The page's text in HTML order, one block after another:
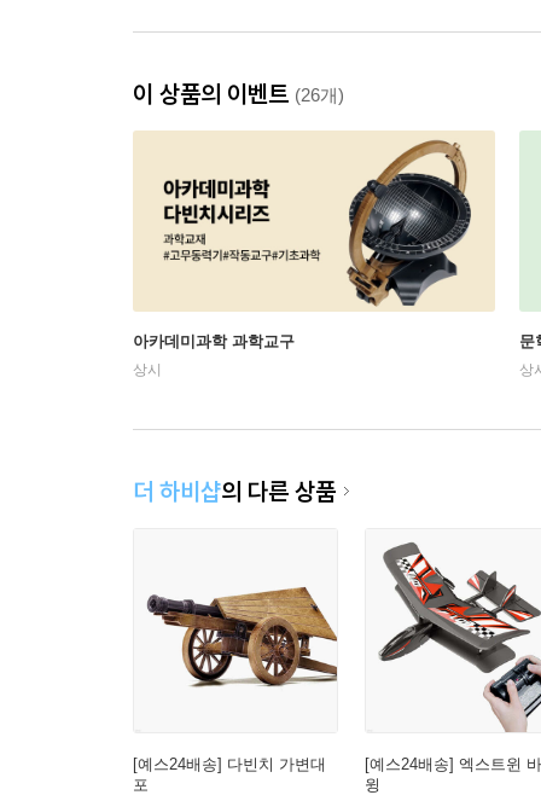
이 상품의 이벤트 (26개)
아카데미과학 과학교구
상시
문
상
더 하비샵의 다른 상품
[예스24배송] 다빈치 가변대
포
[예스24배송] 엑스트윈
윙